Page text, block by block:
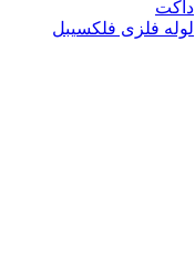
داکت
لوله فلزی فلکسیبل